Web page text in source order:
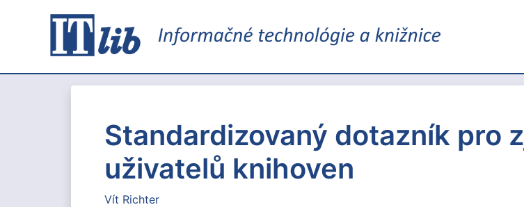
Standardizovaný dotazník pro
uživatelů knihoven
Vít Richter